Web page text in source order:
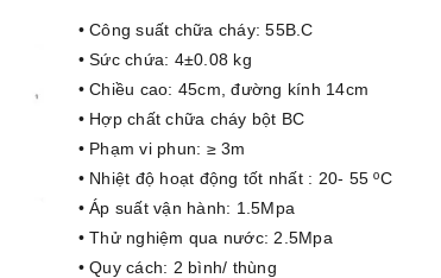
• Công suất chữa cháy: 55B.C
• Sức chứa: 4±0.08 kg
• Chiều cao: 45cm, đường kính 14cm
• Hợp chất chữa cháy bột BC
• Phạm vi phun: ≥ 3m
• Nhiệt độ hoạt động tốt nhất : 20- 55 ºC
• Áp suất vận hành: 1.5Mpa
• Thử nghiệm qua nước: 2.5Mpa
• Quy cách: 2 bình/ thùng